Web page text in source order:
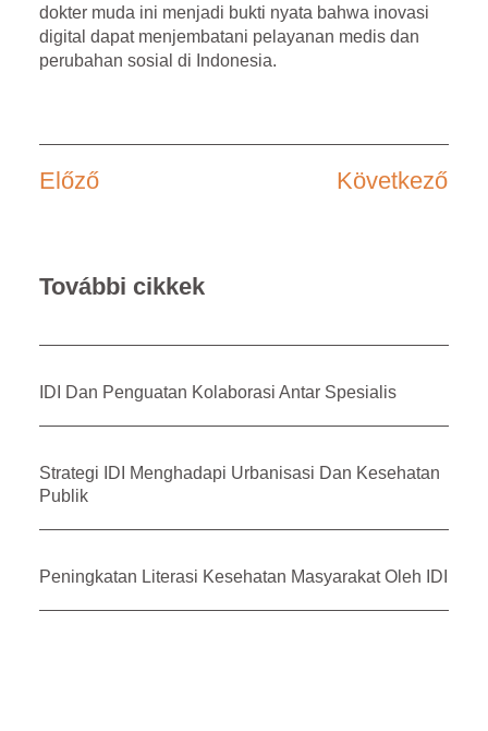
dokter muda ini menjadi bukti nyata bahwa inovasi
digital dapat menjembatani pelayanan medis dan
perubahan sosial di Indonesia.
Előző Következő
További cikkek
IDI Dan Penguatan Kolaborasi Antar Spesialis
Strategi IDI Menghadapi Urbanisasi Dan Kesehatan
Publik
Peningkatan Literasi Kesehatan Masyarakat Oleh IDI